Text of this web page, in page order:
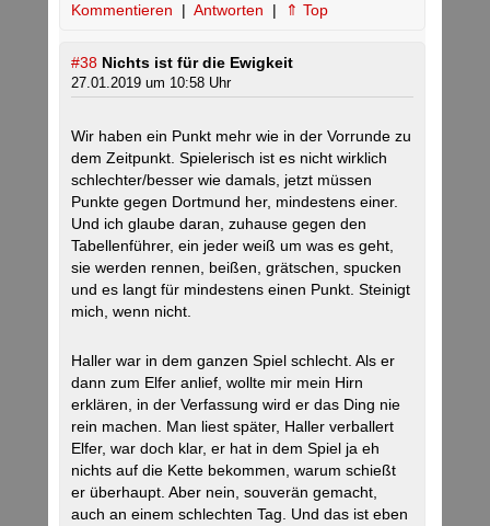
Kommentieren | Antworten | ⇑ Top
#38 Nichts ist für die Ewigkeit
27.01.2019 um 10:58 Uhr
Wir haben ein Punkt mehr wie in der Vorrunde zu
dem Zeitpunkt. Spielerisch ist es nicht wirklich
schlechter/besser wie damals, jetzt müssen
Punkte gegen Dortmund her, mindestens einer.
Und ich glaube daran, zuhause gegen den
Tabellenführer, ein jeder weiß um was es geht,
sie werden rennen, beißen, grätschen, spucken
und es langt für mindestens einen Punkt. Steinigt
mich, wenn nicht.
Haller war in dem ganzen Spiel schlecht. Als er
dann zum Elfer anlief, wollte mir mein Hirn
erklären, in der Verfassung wird er das Ding nie
rein machen. Man liest später, Haller verballert
Elfer, war doch klar, er hat in dem Spiel ja eh
nichts auf die Kette bekommen, warum schießt
er überhaupt. Aber nein, souverän gemacht,
auch an einem schlechten Tag. Und das ist eben